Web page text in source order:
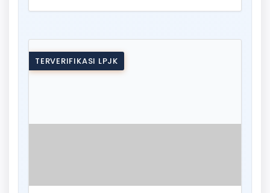
TERVERIFIKASI LPJK